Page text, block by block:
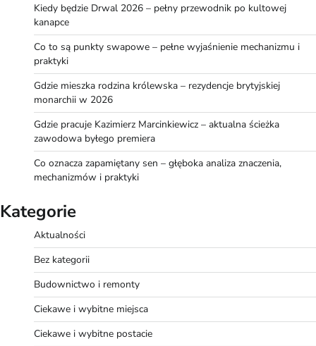
Kiedy będzie Drwal 2026 – pełny przewodnik po kultowej
kanapce
Co to są punkty swapowe – pełne wyjaśnienie mechanizmu i
praktyki
Gdzie mieszka rodzina królewska – rezydencje brytyjskiej
monarchii w 2026
Gdzie pracuje Kazimierz Marcinkiewicz – aktualna ścieżka
zawodowa byłego premiera
Co oznacza zapamiętany sen – głęboka analiza znaczenia,
mechanizmów i praktyki
Kategorie
Aktualności
Bez kategorii
Budownictwo i remonty
Ciekawe i wybitne miejsca
Ciekawe i wybitne postacie